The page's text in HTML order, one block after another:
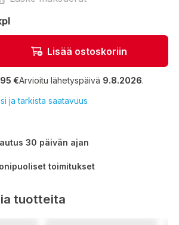
Lisää ostoskoriin
€Arvioitu lähetyspäivä 9.8.2026.
ja tarkista saatavuus
30 päivän ajan
toimitukset
tuotteita